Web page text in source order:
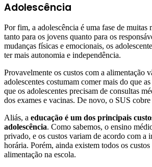
Adolescência
Por fim, a adolescência é uma fase de muitas
tanto para os jovens quanto para os
mudanças físicas e emocionais, os
ter mais autonomia e independência.
Provavelmente os custos com a alimentação
adolescentes costumam comer mais do que
que os adolescentes precisam de consultas
dos exames e vacinas. De novo, o SUS cobre
Aliás, a educação é um dos principais
adolescência. Como sabemos, o ensino
privado, e os custos variam de acordo com a
horária. Porém, ainda existem todos os
alimentação na escola.